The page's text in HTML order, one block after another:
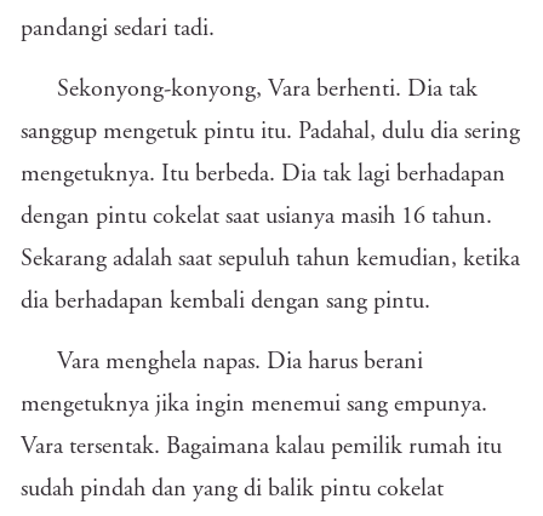
pandangi sedari tadi.
Sekonyong-konyong, Vara berhenti. Dia tak
sanggup mengetuk pintu itu. Padahal, dulu dia sering
mengetuknya. Itu berbeda. Dia tak lagi berhadapan
dengan pintu cokelat saat usianya masih 16 tahun.
Sekarang adalah saat sepuluh tahun kemudian, ketika
dia berhadapan kembali dengan sang pintu.
Vara menghela napas. Dia harus berani
mengetuknya jika ingin menemui sang empunya.
Vara tersentak. Bagaimana kalau pemilik rumah itu
sudah pindah dan yang di balik pintu cokelat